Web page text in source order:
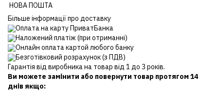
НОВА ПОШТА
Більше інформації про доставку
Оплата на карту ПриватБанка
Наложений платіж (при отриманні)
Онлайн оплата картой любого банку
Безготівковий розрахунок (з ПДВ)
Гарантія від виробника на товар від 1 до 3 років.
Ви можете замінити або повернути товар протягом 14
днів якщо: